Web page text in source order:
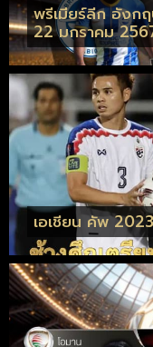
พรีเมียร์ลีก อังก
22 มกราคม
เอเชียน คัพ